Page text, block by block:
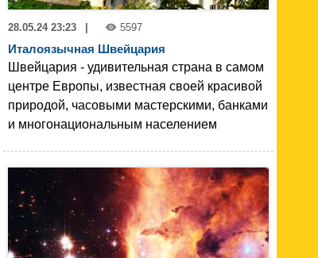
28.05.24 23:23 5597
Италоязычная Швейцария
Швейцария - удивительная страна в самом
центре Европы, известная своей красивой
природой, часовыми мастерскими, банками
и многонациональным населением